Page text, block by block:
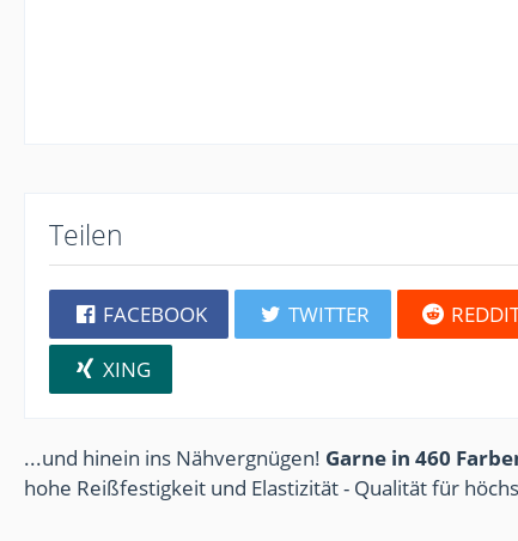
Teilen
FACEBOOK TWITTER
XING
...und hinein ins Nähvergnügen! Garne in 460
hohe Reißfestigkeit und Elastizität - Qualität für